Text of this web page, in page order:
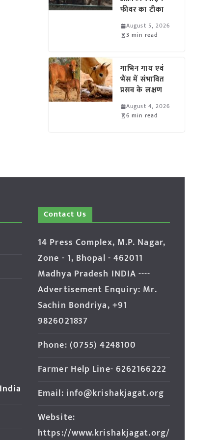
फीवर का टीका
August 5, 2026
3 min read
गाभिन गाय एवं
भैंस में संभावित
प्रसव के लक्षण
August 4, 2026
6 min read
Contact Us
14 Press Complex, M.P. Nagar,
Zone - 1, Bhopal - 462011
Madhya Pradesh INDIA ----
Advertisement Enquiry: Mr.
Sachin Bondriya, +91
9826021837
Phone: (0755) 4248100
Farmer Help Line- 6262166222
Email: info@krishakjagat.org
Website:
https://www.krishakjagat.org/